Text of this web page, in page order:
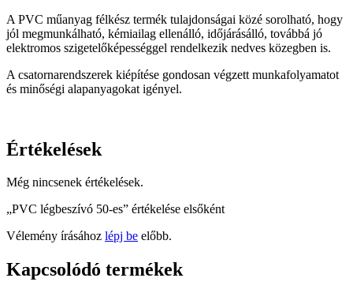
A PVC műanyag félkész termék tulajdonságai közé sorolható, hogy
jól megmunkálható, kémiailag ellenálló, időjárásálló, továbbá jó
elektromos szigetelőképességgel rendelkezik nedves közegben is.
A csatornarendszerek kiépítése gondosan végzett munkafolyamatot
és minőségi alapanyagokat igényel.
Értékelések
Még nincsenek értékelések.
„PVC légbeszívó 50-es” értékelése elsőként
Vélemény írásához lépj be előbb.
Kapcsolódó termékek